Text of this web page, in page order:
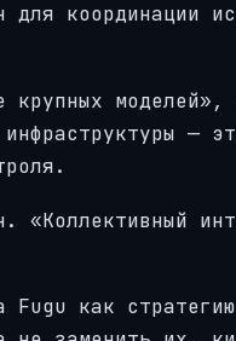
координации
крупных
—
«Коллективный
Fugu как стратегию